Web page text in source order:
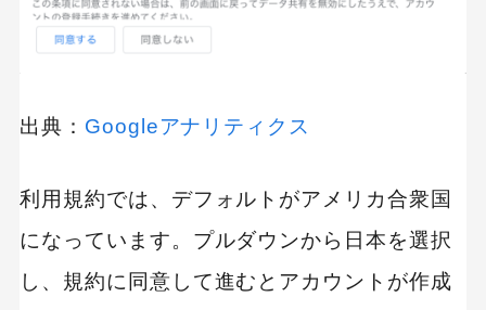
出典： Googleアナリティクス
利用規約では、デフォルトがアメリカ合衆国
になっています。プルダウンから日本を選択
し、規約に同意して進むとアカウントが作成